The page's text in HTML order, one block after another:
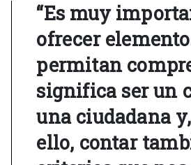
“Es muy
ofrecer
permitan
significa ser un
una ciudadana
ello, contar